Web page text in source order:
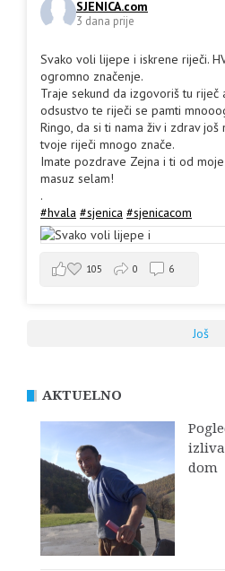
SJENICA.com
3 dana prije
Svako voli lijepe i iskrene riječi.
ogromno značenje.
Traje sekund da izgovoriš tu riječ
odsustvo te riječi se pamti
Ringo, da si ti nama živ i zdrav još
tvoje riječi mnogo znače.
Imate pozdrave Zejna i ti od
masuz selam!
.
#hvala #sjenica #sjenicacom
105 0 6
Još
AKTUELNO
dom